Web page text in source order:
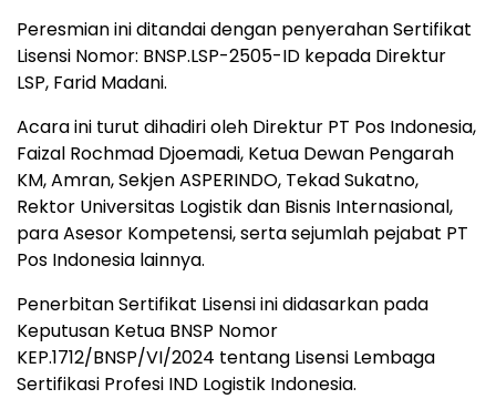
Peresmian ini ditandai dengan penyerahan Sertifikat
Lisensi Nomor: BNSP.LSP-2505-ID kepada Direktur
LSP, Farid Madani.
Acara ini turut dihadiri oleh Direktur PT Pos Indonesia,
Faizal Rochmad Djoemadi, Ketua Dewan Pengarah
KM, Amran, Sekjen ASPERINDO, Tekad Sukatno,
Rektor Universitas Logistik dan Bisnis Internasional,
para Asesor Kompetensi, serta sejumlah pejabat PT
Pos Indonesia lainnya.
Penerbitan Sertifikat Lisensi ini didasarkan pada
Keputusan Ketua BNSP Nomor
KEP.1712/BNSP/VI/2024 tentang Lisensi Lembaga
Sertifikasi Profesi IND Logistik Indonesia.